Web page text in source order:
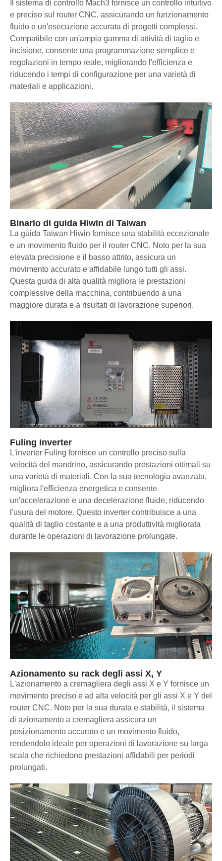
Il sistema di controllo Mach3 fornisce un controllo intuitivo
e preciso sul router CNC, assicurando un funzionamento
fluido e un'esecuzione accurata di progetti complessi.
Compatibile con un'ampia gamma di attività di taglio e
incisione, consente una programmazione semplice e
regolazioni in tempo reale, migliorando l'efficienza e
riducendo i tempi di configurazione per una varietà di
materiali e applicazioni.
Binario di guida Hiwin di Taiwan
La guida Taiwan Hiwin fornisce una stabilità eccezionale
e un movimento fluido per il router CNC. Noto per la sua
elevata precisione e il basso attrito, assicura un
movimento accurato e affidabile lungo tutti gli assi.
Questa guida di alta qualità migliora le prestazioni
complessive della macchina, contribuendo a una
maggiore durata e a risultati di lavorazione superiori.
Fuling Inverter
L'inverter Fuling fornisce un controllo preciso sulla
velocità del mandrino, assicurando prestazioni ottimali su
una varietà di materiali. Con la sua tecnologia avanzata,
migliora l'efficienza energetica e consente
un'accelerazione e una decelerazione fluide, riducendo
l'usura del motore. Questo inverter contribuisce a una
qualità di taglio costante e a una produttività migliorata
durante le operazioni di lavorazione prolungate.
Azionamento su rack degli assi X, Y
L'azionamento a cremagliera degli assi X e Y fornisce un
movimento preciso e ad alta velocità per gli assi X e Y del
router CNC. Noto per la sua durata e stabilità, il sistema
di azionamento a cremagliera assicura un
posizionamento accurato e un movimento fluido,
rendendolo ideale per operazioni di lavorazione su larga
scala che richiedono prestazioni affidabili per periodi
prolungati.